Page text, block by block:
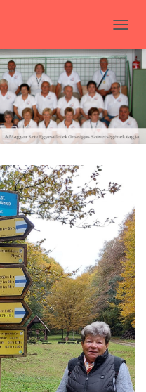
A
V
I
G
Á
C
I
Ó
I
K
A
P
C
S
O
L
Á
S
A